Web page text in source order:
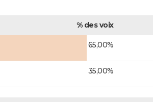
% des voix
65,00%
35,00%